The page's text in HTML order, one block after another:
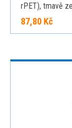
rPET), tmavě
87,80 Kč